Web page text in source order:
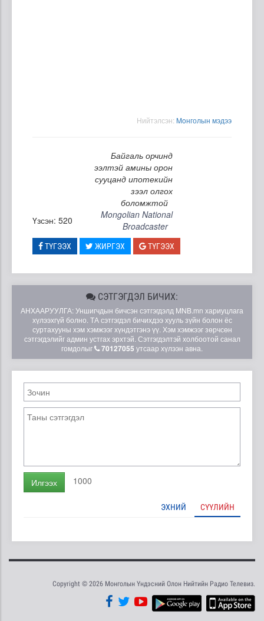
Нийтэлсэн: Moнголын мэдээ
Байгаль орчинд
ээлтэй амины орон
сууцанд ипотекийн
зээл олгох
боломжтой
Үзсэн: 520
Mongolian National
Broadcaster
ТҮГЭЭХ ЖИРГЭХ ТҮГЭЭХ
СЭТГЭГДЭЛ БИЧИХ:
АНХААРУУЛГА: Уншигчдын бичсэн сэтгэгдэлд MNB.mn хариуцлага
хүлээхгүй болно. ТА сэтгэгдэл бичихдээ хууль зүйн болон ёс
суртахууны хэм хэмжээг хүндэтгэнэ үү. Хэм хэмжээг зөрчсөн
сэтгэгдэлийг админ устгах эрхтэй. Сэтгэгдэлтэй холбоотой санал
гомдолыг
70127055 утсаар хүлээн авна.
Илгээх 1000
ЭХНИЙ СҮҮЛИЙН
Copyright © 2026 Монголын Үндэсний Олон Нийтийн Радио Телевиз.